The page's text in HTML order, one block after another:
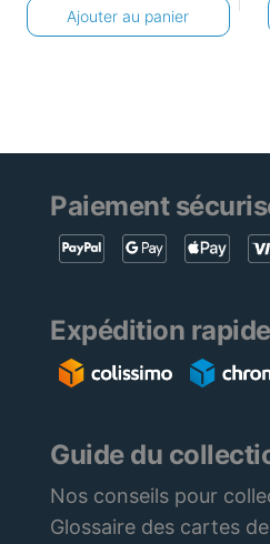
Ajouter au panier
Paiement
Expédition rapide
Guide du
Nos conseils pour
Glossaire des cartes